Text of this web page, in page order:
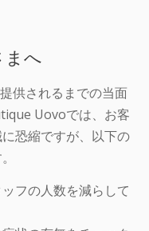
まへ
供されるまでの当面
Uovoでは、お客
恐縮ですが、以下の
フの人数を減らして